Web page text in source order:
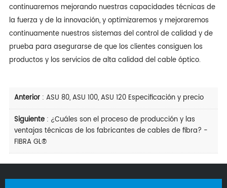
continuaremos mejorando nuestras capacidades técnicas de
la fuerza y de la innovación, y optimizaremos y mejoraremos
continuamente nuestros sistemas del control de calidad y de
prueba para asegurarse de que los clientes consiguen los
productos y los servicios de alta calidad del cable óptico.
Anterior: ASU 80, ASU 100, ASU 120 Especificación y precio
Siguiente: ¿Cuáles son el proceso de producción y las
ventajas técnicas de los fabricantes de cables de fibra? -
FIBRA GL®